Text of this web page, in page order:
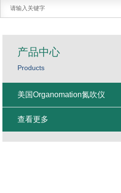
产品中心
Products
美国Organomation氮吹仪
查看更多